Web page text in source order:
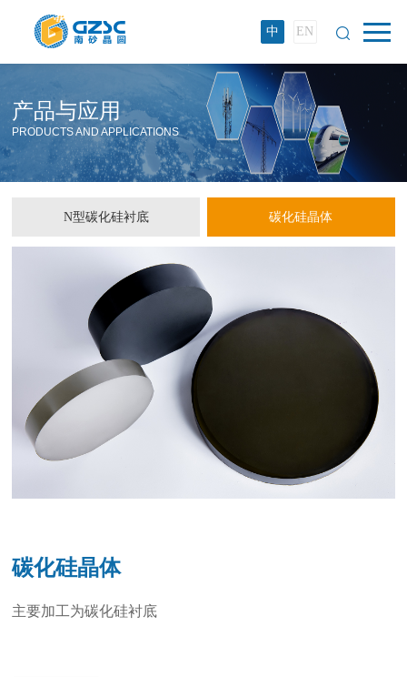
中 EN
产品与应用
PRODUCTS AND APPLICATIONS
N型碳化硅衬底 碳化硅晶体
碳化硅晶体
主要加工为碳化硅衬底